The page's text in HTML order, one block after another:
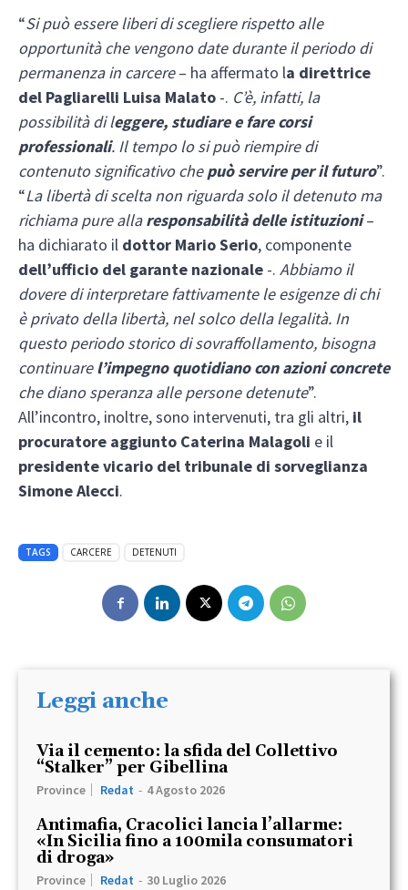
“Si può essere liberi di scegliere rispetto alle
opportunità che vengono date durante il periodo di
permanenza in carcere– ha affermato la direttrice
del Pagliarelli Luisa Malato -. C’è, infatti, la
possibilità di leggere, studiare e fare corsi
professionali. Il tempo lo si può riempire di
contenuto significativo chepuò servire per il futuro”.
“La libertà di scelta non riguarda solo il detenuto ma
richiama pure allaresponsabilità delle istituzioni–
ha dichiarato il dottor Mario Serio, componente
dell’ufficio del garante nazionale -. Abbiamo il
dovere di interpretare fattivamente le esigenze di chi
è privato della libertà, nel solco della legalità. In
questo periodo storico di sovraffollamento, bisogna
continuarel’impegno quotidiano con azioni concrete
che diano speranza alle persone detenute”.
All’incontro, inoltre, sono intervenuti, tra gli altri, il
procuratore aggiunto Caterina Malagoli e il
presidente vicario del tribunale di sorveglianza
Simone Alecci.
TAGS CARCERE DETENUTI
Leggi anche
Via il cemento: la sfida del Collettivo
“Stalker” per Gibellina
Province Redat - 4 Agosto 2026
Antimafia, Cracolici lancia l’allarme:
«In Sicilia fino a 100mila consumatori
di droga»
Province Redat - 30 Luglio 2026